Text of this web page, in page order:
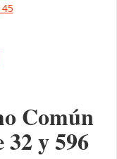
Común
32y596